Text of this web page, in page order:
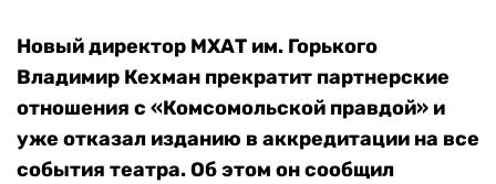
Новый директор МХАТ им. Горького
Владимир Кехман прекратит партнерские
отношения с «Комсомольской правдой» и
уже отказал изданию в аккредитации на все
события театра. Об этом он сообщил